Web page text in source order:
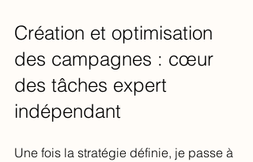
Création et optimisation
des campagnes : cœur
des tâches expert
indépendant
Une fois la stratégie définie, je passe à